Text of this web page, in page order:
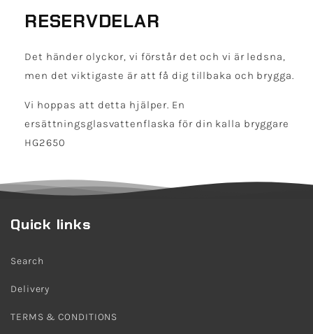
1
1
RESERVDELAR
Det händer olyckor, vi förstår det och vi är ledsna,
men det viktigaste är att få dig tillbaka och brygga.
Vi hoppas att detta hjälper. En
ersättningsglasvattenflaska för din kalla bryggare
HG2650
Quick links
Search
Delivery
TERMS & CONDITIONS